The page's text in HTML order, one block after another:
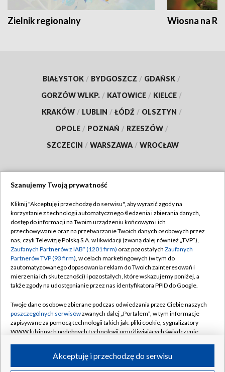
Zielnik regionalny Wiosna na
BIAŁYSTOK / BYDGOSZCZ / GDAŃSK /
GORZÓW WLKP. / KATOWICE / KIELCE /
KRAKÓW / LUBLIN / ŁÓDŹ / OLSZTYN /
OPOLE / POZNAŃ / RZESZÓW /
SZCZECIN / WARSZAWA / WROCŁAW
TVP
Abonament TVP
Emisja w TVP
Centrum informacji TVP
Naziemna Telewizja Cyfrowa
Rada Programowa
System NOS
Informacje o nadawcy
Program dla prasy
Regulamin TVP
Polityka prywatności
Moje zgody
Pomoc
Kontakt
Kanały
Szanujemy Twoją prywatność
Kliknij "Akceptuję i przechodzę do serwisu", aby wyrazić zgody na
korzystanie z technologii automatycznego śledzenia i zbierania danych,
dostęp do informacji na Twoim urządzeniu końcowym i ich
przechowywanie oraz na przetwarzanie Twoich danych osobowych przez
nas, czyli Telewizję Polską S.A. w likwidacji (zwaną dalej również „TVP”),
Zaufanych Partnerów z IAB* (1201 firm) oraz pozostałych Zaufanych
Partnerów TVP (93 firm), w celach marketingowych (w tym do
zautomatyzowanego dopasowania reklam do Twoich zainteresowań i
mierzenia ich skuteczności) i pozostałych, które wskazujemy poniżej, a
także zgody na udostępnianie przez nas identyfikatora PPID do Google.
Twoje dane osobowe zbierane podczas odwiedzania przez Ciebie naszych
poszczególnych serwisówzwanych dalej „Portalem”, w tym informacje
zapisywane za pomocą technologii takich jak: pliki cookie, sygnalizatory
WWW lub innych podobnych technologii umożliwiających świadczenie
ruchu w Internecie.Akceptuję i przechodzę do serwisu